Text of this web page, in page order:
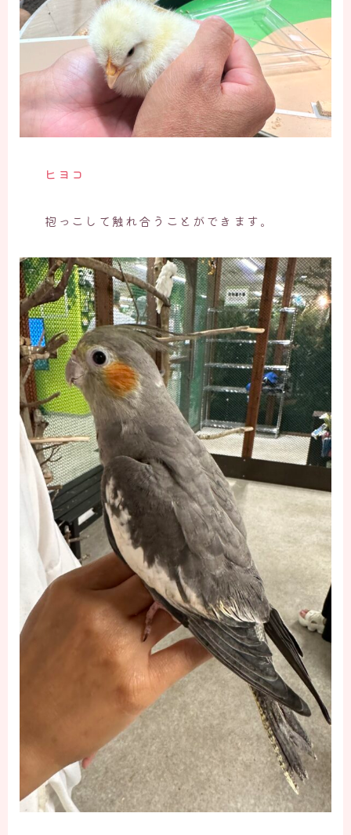
ヒヨコ
抱っこして触れ合うことができます。